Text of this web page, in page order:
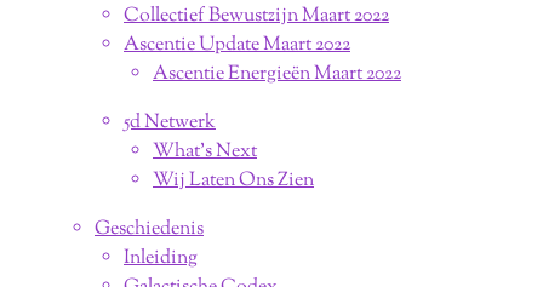
Collectief Bewustzijn Maart 2022
Ascentie Update Maart 2022
Ascentie Energieën Maart 2022
5d Netwerk
What's Next
Wij Laten Ons Zien
Geschiedenis
Inleiding